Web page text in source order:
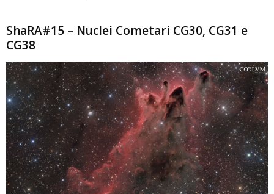
ShaRA#15 – Nuclei Cometari CG30, CG31 e
CG38